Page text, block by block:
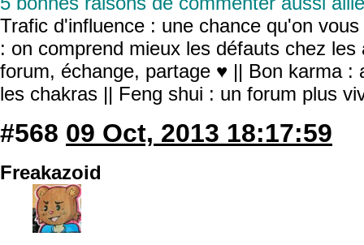
Trafic d'influence : une chance qu'on
: on comprend mieux les défauts chez
forum, échange, partage ♥ || Bon karma :
les chakras || Feng shui : un forum plus
#568 09 Oct, 2013 18:17:59
Freakazoid